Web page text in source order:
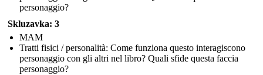
personaggio?
Skluzavka: 3
MAM
Tratti fisici / personalità: Come funziona questo interagiscono
personaggio con gli altri nel libro? Quali sfide questa faccia
personaggio?